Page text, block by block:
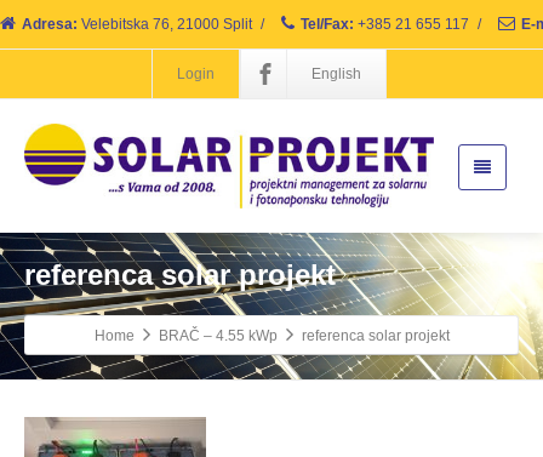
Adresa: Velebitska 76, 21000 Split / Tel/Fax: +385 21 655 117 / E-
Login English
referenca solar projekt
Home BRAČ – 4.55 kWp referenca solar projekt